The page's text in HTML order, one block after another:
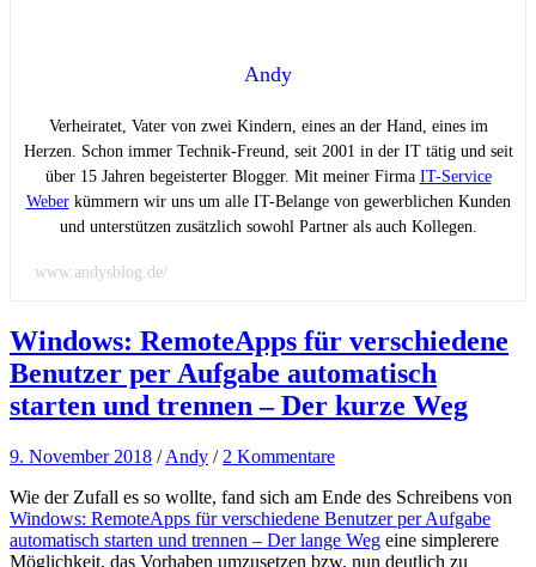
Andy
Verheiratet, Vater von zwei Kindern, eines an der Hand, eines im
Herzen. Schon immer Technik-Freund, seit 2001 in der IT tätig und seit
über 15 Jahren begeisterter Blogger. Mit meiner Firma IT-Service
Weberkümmern wir uns um alle IT-Belange von gewerblichen Kunden
und unterstützen zusätzlich sowohl Partner als auch Kollegen.
www.andysblog.de/
Windows: RemoteApps für verschiedene
Benutzer per Aufgabe automatisch
starten und trennen – Der kurze Weg
9. November 2018 /Andy / 2 Kommentare
Wie der Zufall es so wollte, fand sich am Ende des Schreibens von
Windows: RemoteApps für verschiedene Benutzer per Aufgabe
automatisch starten und trennen – Der lange Weg eine simplerere
Möglichkeit, das Vorhaben umzusetzen bzw. nun deutlich zu